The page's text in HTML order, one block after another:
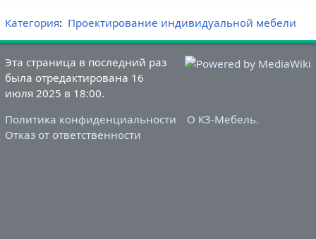
Категория: Проектирование индивидуальной мебели
Эта страница в последний раз
была отредактирована 16
июля 2025 в 18:00.
Политика конфиденциальности
О К3-Мебель.
Отказ от ответственности